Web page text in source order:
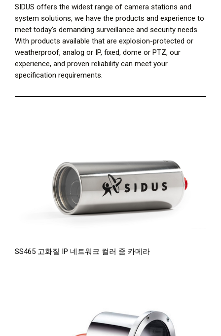
SIDUS offers the widest range of camera stations and
system solutions, we have the products and experience to
meet today's demanding surveillance and security needs.
With products available that are explosion-protected or
weatherproof, analog or IP, fixed, dome or PTZ, our
experience, and proven reliability can meet your
specification requirements.
SS465 고화질 IP 네트워크 컬러 줌 카메라